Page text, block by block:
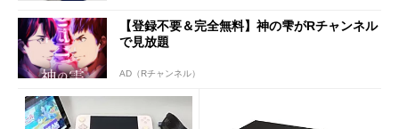
【登録不要＆完全無料】神の雫がRチャンネル
で見放題
AD（Rチャンネル）